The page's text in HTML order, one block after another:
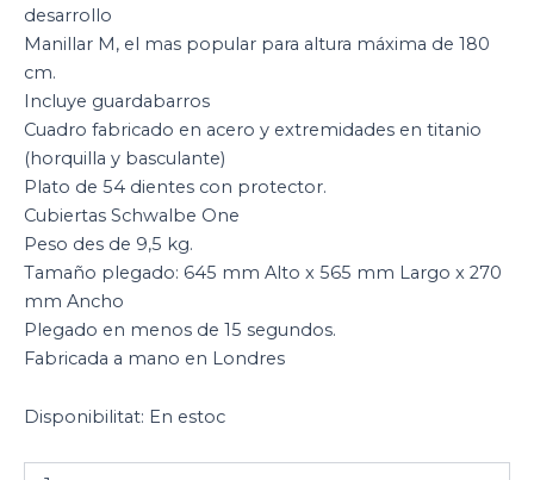
desarrollo
Manillar M, el mas popular para altura máxima de 180
cm.
Incluye guardabarros
Cuadro fabricado en acero y extremidades en titanio
(horquilla y basculante)
Plato de 54 dientes con protector.
Cubiertas Schwalbe One
Peso des de 9,5 kg.
Tamaño plegado: 645 mm Alto x 565 mm Largo x 270
mm Ancho
Plegado en menos de 15 segundos.
Fabricada a mano en Londres
Disponibilitat: En estoc